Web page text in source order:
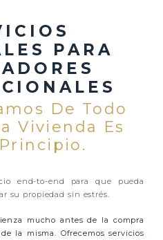
PARA
De Todo
Vivienda Es
end-to-end para que pueda
su propiedad sin estrés.
mucho antes de la compra
la misma. Ofrecemos servicios